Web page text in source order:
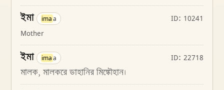
ইমা imaa
ID: 10241
Mother
ইমা imaa
ID: 22718
মালক, মালকরে ডাহানির মিঙ্কৌহান।